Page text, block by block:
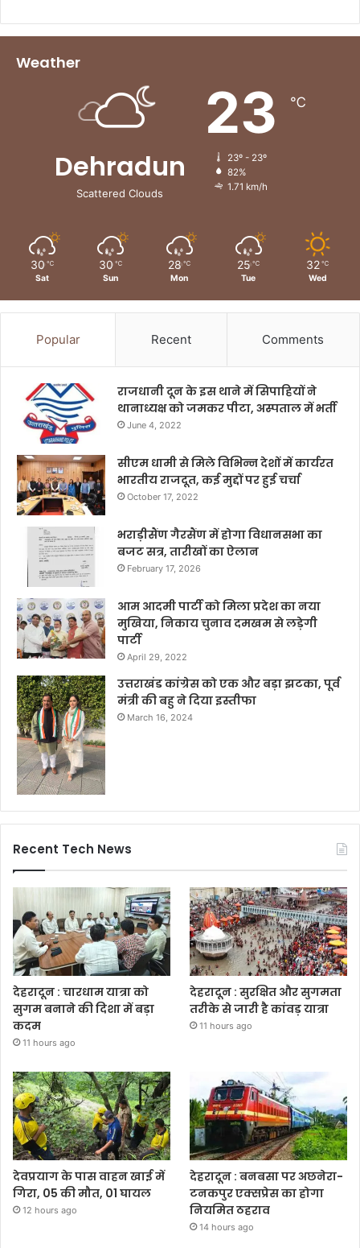
Weather
Dehradun
Scattered Clouds
23 ℃
23º - 23º
82%
1.71 km/h
30 ℃
Sat
30 ℃
Sun
28 ℃
Mon
25 ℃
Tue
32 ℃
Wed
Popular Recent Comments
राजधानी दून के इस थाने में सिपाहियों ने
थानाध्यक्ष को जमकर पीटा, अस्पताल में भर्ती
June 4, 2022
सीएम धामी से मिले विभिन्न देशों में कार्यरत
भारतीय राजदूत, कई मुद्दों पर हुई चर्चा
October 17, 2022
भराड़ीसैंण गैरसैंण में होगा विधानसभा का
बजट सत्र, तारीखों का ऐलान
February 17, 2026
आम आदमी पार्टी को मिला प्रदेश का नया
मुखिया, निकाय चुनाव दमखम से लड़ेगी
पार्टी
April 29, 2022
उत्तराखंड कांग्रेस को एक और बड़ा झटका, पूर्व
मंत्री की बहु ने दिया इस्तीफा
March 16, 2024
Recent Tech News
देहरादून : चारधाम यात्रा को
सुगम बनाने की दिशा में बड़ा
कदम
11 hours ago
देहरादून : सुरक्षित और सुगमता
तरीके से जारी है कांवड़ यात्रा
11 hours ago
देवप्रयाग के पास वाहन खाई में
गिरा, 05 की मौत, 01 घायल
12 hours ago
देहरादून : बनबसा पर अछनेरा-
टनकपुर एक्सप्रेस का होगा
नियमित ठहराव
14 hours ago